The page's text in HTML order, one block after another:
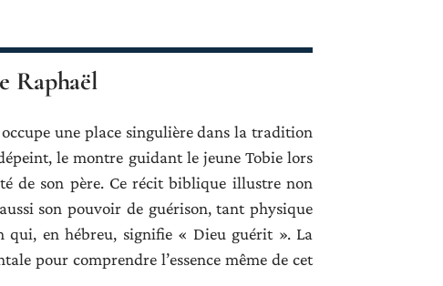
Raphaël
une place singulière dans la tradition
le montre guidant le jeune Tobie lors
de son père. Ce récit biblique illustre non
son pouvoir de guérison, tant physique
qui, en hébreu, signifie « Dieu guérit ». La
pour comprendre l’essence même de cet